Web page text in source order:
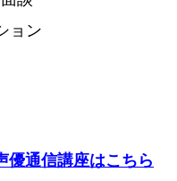
ョン
優通信講座はこちら